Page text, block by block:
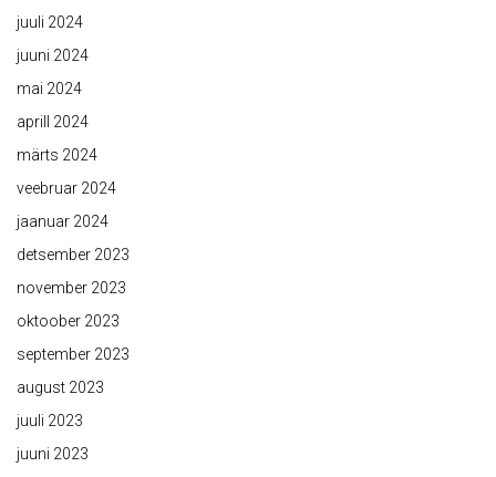
juuli 2024
juuni 2024
mai 2024
aprill 2024
märts 2024
veebruar 2024
jaanuar 2024
detsember 2023
november 2023
oktoober 2023
september 2023
august 2023
juuli 2023
juuni 2023